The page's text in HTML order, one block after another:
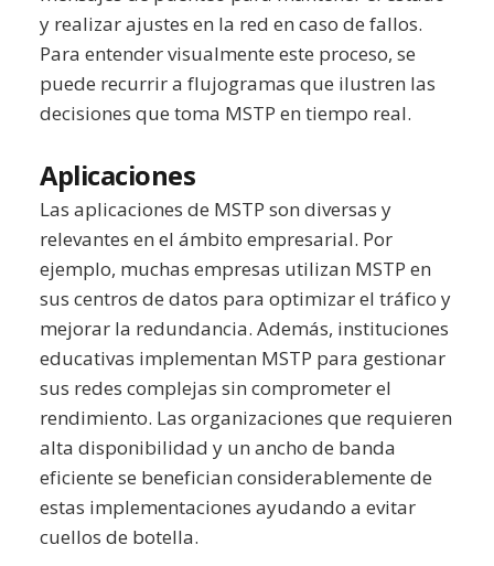
y realizar ajustes en la red en caso de fallos.
Para entender visualmente este proceso, se
puede recurrir a flujogramas que ilustren las
decisiones que toma MSTP en tiempo real.
Aplicaciones
Las aplicaciones de MSTP son diversas y
relevantes en el ámbito empresarial. Por
ejemplo, muchas empresas utilizan MSTP en
sus centros de datos para optimizar el tráfico y
mejorar la redundancia. Además, instituciones
educativas implementan MSTP para gestionar
sus redes complejas sin comprometer el
rendimiento. Las organizaciones que requieren
alta disponibilidad y un ancho de banda
eficiente se benefician considerablemente de
estas implementaciones ayudando a evitar
cuellos de botella.